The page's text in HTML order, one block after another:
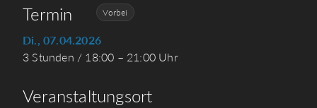
Termin Vorbei
Di., 07.04.2026
3 Stunden / 18:00 – 21:00 Uhr
Veranstaltungsort